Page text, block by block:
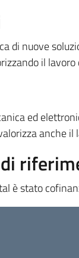
di nuove
il
ed
anche
è stato